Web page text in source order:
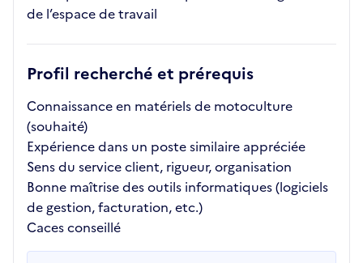
de l’espace de travail
Profil recherché et prérequis
Connaissance en matériels de motoculture
(souhaité)
Expérience dans un poste similaire appréciée
Sens du service client, rigueur, organisation
Bonne maîtrise des outils informatiques (logiciels
de gestion, facturation, etc.)
Caces conseillé